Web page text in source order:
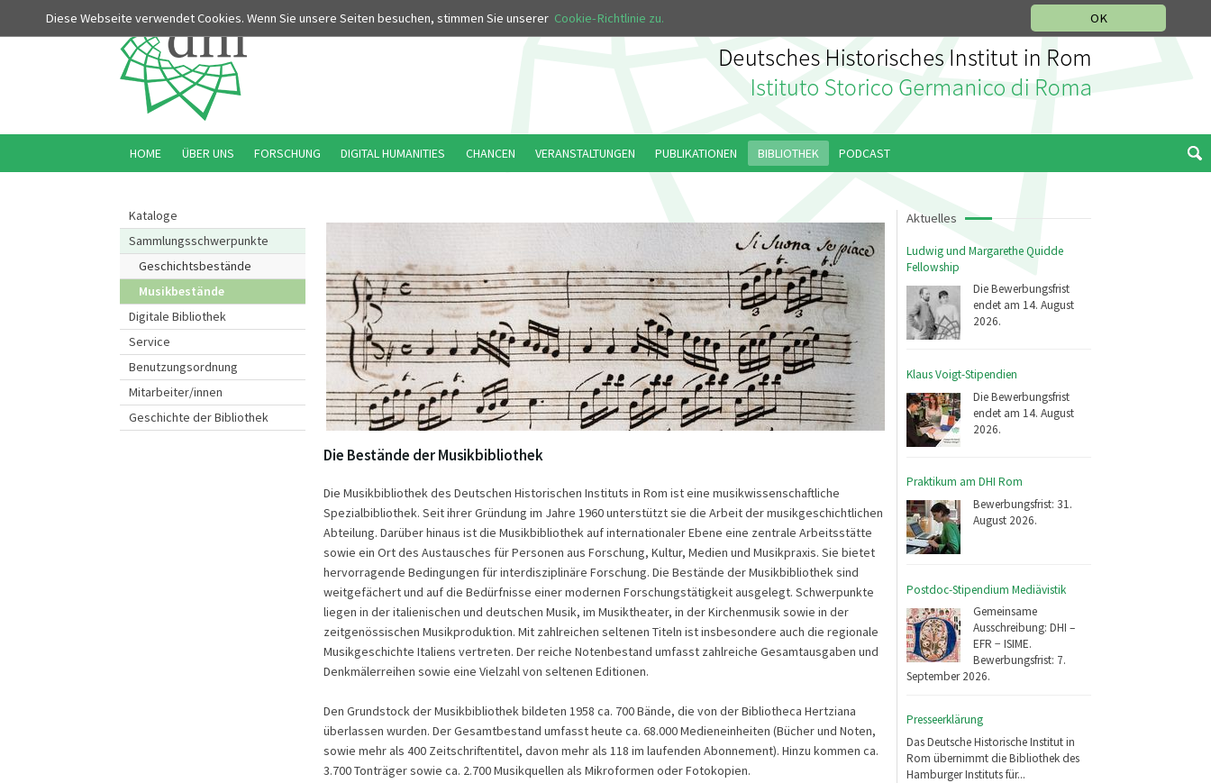
OK
Diese Webseite verwendet Cookies. Wenn Sie unsere Seiten besuchen, stimmen Sie unserer Cookie-Richtlinie zu.
Kataloge
Sammlungsschwerpunkte
Geschichtsbestände
Musikbestände
Digitale Bibliothek
Service
Benutzungsordnung
Mitarbeiter/innen
Geschichte der Bibliothek
Aktuelles
Ludwig und Margarethe Quidde
Fellowship
Die Bewerbungsfrist
endet am 14. August
2026.
Klaus Voigt-Stipendien
Die Bewerbungsfrist
endet am 14. August
2026.
Praktikum am DHI Rom
Bewerbungsfrist: 31.
August 2026.
Postdoc-Stipendium Mediävistik
Gemeinsame
Ausschreibung: DHI –
EFR − ISIME.
Bewerbungsfrist: 7.
September 2026.
Presseerklärung
Das Deutsche Historische Institut in
Rom übernimmt die Bibliothek des
Hamburger Instituts für...
Die Bestände der Musikbibliothek
Die Musikbibliothek des Deutschen Historischen Instituts in Rom ist eine musikwissenschaftliche
Spezialbibliothek. Seit ihrer Gründung im Jahre 1960 unterstützt sie die Arbeit der musikgeschichtlichen
Abteilung. Darüber hinaus ist die Musikbibliothek auf internationaler Ebene eine zentrale Arbeitsstätte
sowie ein Ort des Austausches für Personen aus Forschung, Kultur, Medien und Musikpraxis. Sie bietet
hervorragende Bedingungen für interdisziplinäre Forschung. Die Bestände der Musikbibliothek sind
weitgefächert und auf die Bedürfnisse einer modernen Forschungstätigkeit ausgelegt. Schwerpunkte
liegen in der italienischen und deutschen Musik, im Musiktheater, in der Kirchenmusik sowie in der
zeitgenössischen Musikproduktion. Mit zahlreichen seltenen Titeln ist insbesondere auch die regionale
Musikgeschichte Italiens vertreten. Der reiche Notenbestand umfasst zahlreiche Gesamtausgaben und
Denkmälerreihen sowie eine Vielzahl von seltenen Editionen.
Den Grundstock der Musikbibliothek bildeten 1958 ca. 700 Bände, die von der Bibliotheca Hertziana
überlassen wurden. Der Gesamtbestand umfasst heute ca. 68.000 Medieneinheiten (Bücher und Noten,
sowie mehr als 400 Zeitschriftentitel, davon mehr als 118 im laufenden Abonnement). Hinzu kommen ca.
3.700 Tonträger sowie ca. 2.700 Musikquellen als Mikroformen oder Fotokopien.
HOME ÜBER UNS FORSCHUNG DIGITAL HUMANITIES CHANCEN VERANSTALTUNGEN PUBLIKATIONEN BIBLIOTHEK PODCAST